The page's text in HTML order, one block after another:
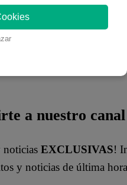
interpretó algunos
a nuestro
noticias EXCLUSIVAS!
y noticias de última